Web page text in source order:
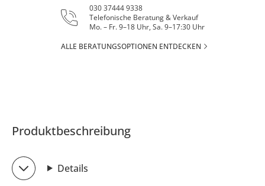
030 37444 9338
Telefonische Beratung & Verkauf
Mo. – Fr. 9–18 Uhr, Sa. 9–17:30 Uhr
ALLE BERATUNGSOPTIONEN ENTDECKEN
Produktbeschreibung
Details